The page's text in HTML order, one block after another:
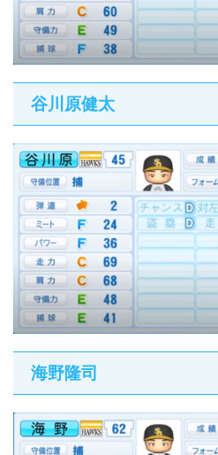
谷川原健太
海野隆司